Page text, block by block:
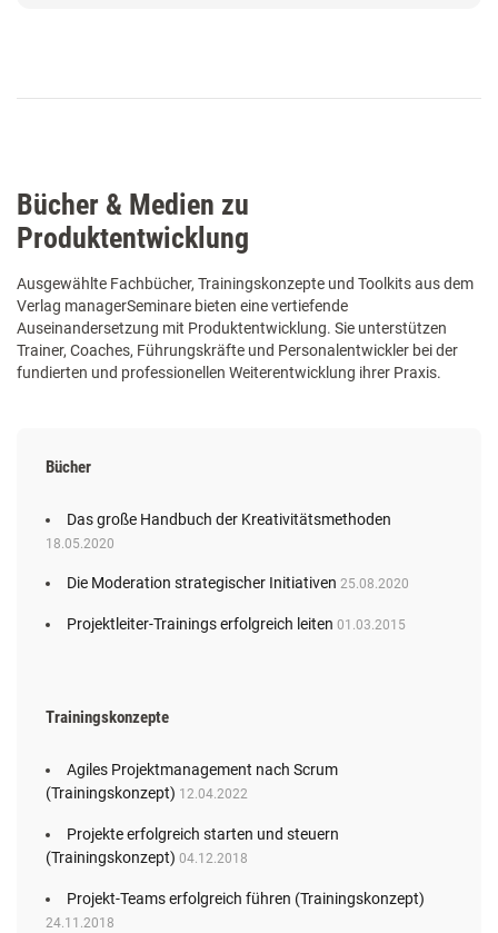
Bücher & Medien zu
Produktentwicklung
Ausgewählte Fachbücher, Trainingskonzepte und Toolkits aus dem
Verlag managerSeminare bieten eine vertiefende
Auseinandersetzung mit Produktentwicklung. Sie unterstützen
Trainer, Coaches, Führungskräfte und Personalentwickler bei der
fundierten und professionellen Weiterentwicklung ihrer Praxis.
Bücher
Das große Handbuch der Kreativitätsmethoden
18.05.2020
Die Moderation strategischer Initiativen 25.08.2020
Projektleiter-Trainings erfolgreich leiten 01.03.2015
Trainingskonzepte
Agiles Projektmanagement nach Scrum
(Trainingskonzept) 12.04.2022
Projekte erfolgreich starten und steuern
(Trainingskonzept) 04.12.2018
Projekt-Teams erfolgreich führen (Trainingskonzept)
24.11.2018